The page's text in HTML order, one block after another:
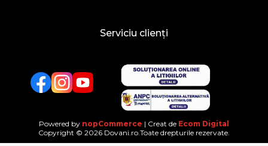
Serviciu clienți
FacebookTwitterYouTube
Powered by nopCommerce | Creat de Ecom Digital
Copyright © 2026 Dovani.ro.Toate drepturile rezervate.